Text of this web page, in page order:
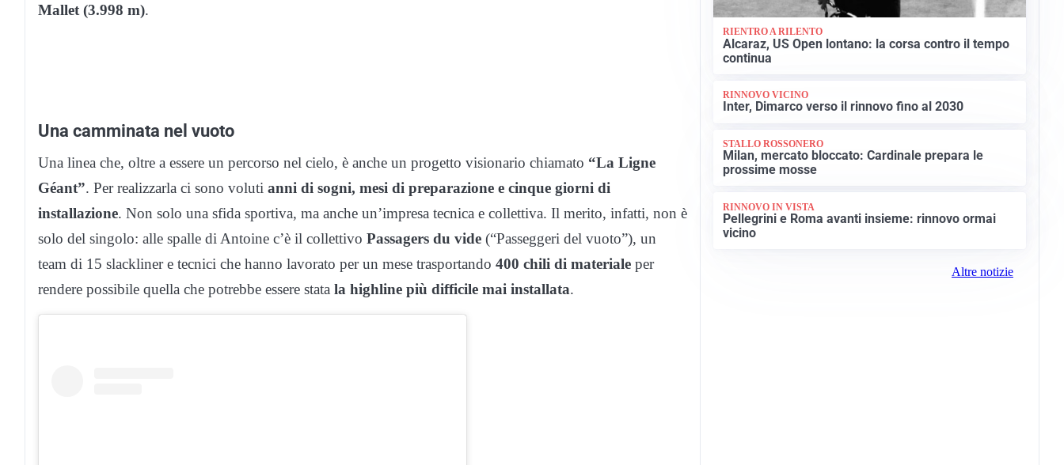
Mallet (3.998 m).
Una camminata nel vuoto
Una linea che, oltre a essere un percorso nel cielo, è anche un progetto visionario chiamato “La Ligne
Géant”. Per realizzarla ci sono voluti anni di sogni, mesi di preparazione e cinque giorni di
installazione. Non solo una sfida sportiva, ma anche un’impresa tecnica e collettiva. Il merito, infatti, non è
solo del singolo: alle spalle di Antoine c’è il collettivo Passagers du vide (“Passeggeri del vuoto”), un
team di 15 slackliner e tecnici che hanno lavorato per un mese trasportando 400 chili di materiale per
rendere possibile quella che potrebbe essere stata la highline più difficile mai installata.
RIENTRO A RILENTO
Alcaraz, US Open lontano: la corsa contro il tempo
continua
RINNOVO VICINO
Inter, Dimarco verso il rinnovo fino al 2030
STALLO ROSSONERO
Milan, mercato bloccato: Cardinale prepara le
prossime mosse
RINNOVO IN VISTA
Pellegrini e Roma avanti insieme: rinnovo ormai
vicino
Altre notizie